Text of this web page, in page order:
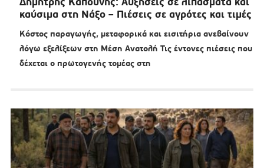
καύσιμα στη Νάξο – Πιέσεις σε αγρότες και τιμές
Κόστος παραγωγής, μεταφορικά και εισιτήρια ανεβαίνουν
λόγω εξελίξεων στη Μέση Ανατολή Τις έντονες πιέσεις που
δέχεται ο πρωτογενής τομέας στη